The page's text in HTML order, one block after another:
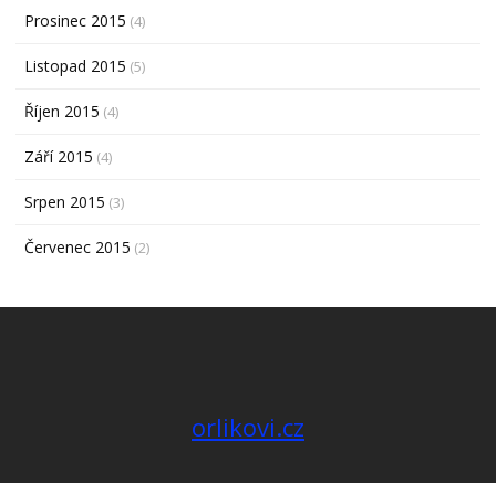
Prosinec 2015 (4)
Listopad 2015 (5)
Říjen 2015 (4)
Září 2015 (4)
Srpen 2015 (3)
Červenec 2015 (2)
orlikovi.cz